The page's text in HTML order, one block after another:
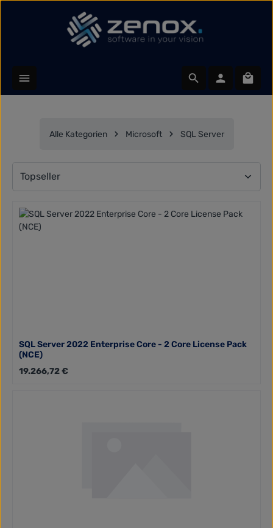
Zum Hauptinhalt springen
Alle Kategorien Microsoft SQL Server
SQL Server 2022 Enterprise Core - 2 Core License Pack
(NCE)
Regulärer Preis:
19.266,72 €